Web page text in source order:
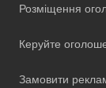
Розміщення
Керуйте
Замовити